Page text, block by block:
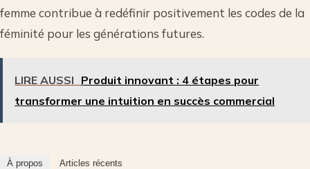
femme contribue à redéfinir positivement les codes de la
féminité pour les générations futures.
LIRE AUSSI Produit innovant : 4 étapes pour
transformer une intuition en succès commercial
À propos Articles récents